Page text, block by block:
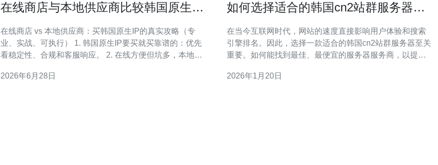
在线商店与本地供应商比较韩国原生ip
在线商店 vs 本地供应商：买韩国原生IP的真实攻略（专
业、实战、可执行） 1. 韩国原生IP要买就买靠谱的：优先
看稳定性、合规和客服响应。 2. 在线方便但坑多，本地供
有10年网络与SEO实战经验，本文给出一套可落地的验厂
2026年6月28日
如何选择适合的韩国cn2站群服务器以
在当今互联网时代，网站的速度直接影响用户体验和搜索
引擎排名。因此，选择一款适合的韩国cn2站群服务器至关
重要。如何能找到最佳、最便宜的服务器服务商，以提升
国cn2站群服务器的要点，助您构建高效网站。 什么是韩
2026年1月20日